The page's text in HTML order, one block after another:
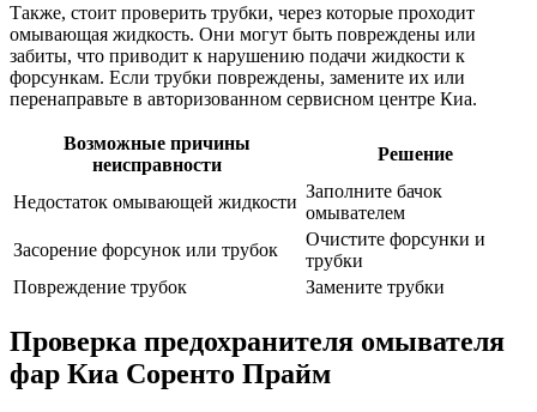
Также, стоит проверить трубки, через которые проходит
омывающая жидкость. Они могут быть повреждены или
забиты, что приводит к нарушению подачи жидкости к
форсункам. Если трубки повреждены, замените их или
перенаправьте в авторизованном сервисном центре Киа.
Возможные причины
неисправности
Решение
Недостаток омывающей жидкости
Заполните бачок
омывателем
Засорение форсунок или трубок
Очистите форсунки и
трубки
Повреждение трубок
Замените трубки
Проверка предохранителя омывателя
фар Киа Соренто Прайм